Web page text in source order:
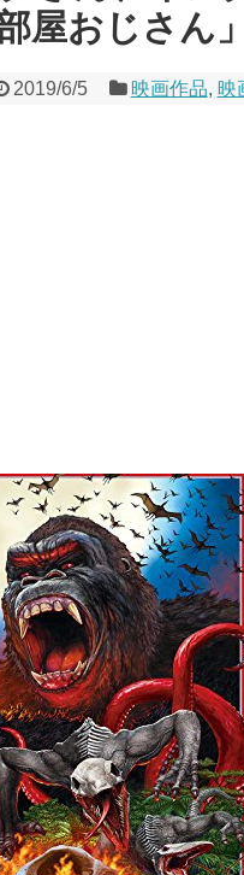
屋おじさん
2019/6/5 映画作品, 映